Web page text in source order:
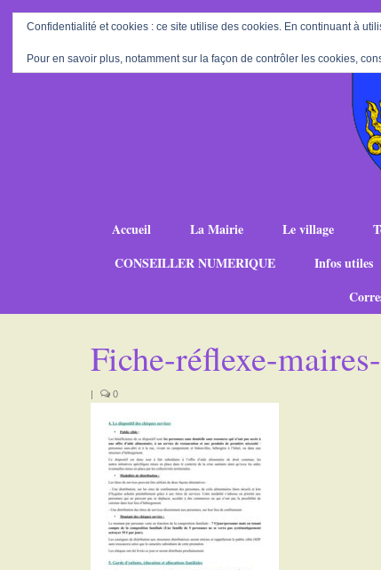
Accueil La Mairie Le village
CONSEILLER NUMERIQUE
Infos utiles
Fiche-réflexe-
| 0
Confidentialité et cookies : ce site utilise des cookies. En continuant à
Pour en savoir plus, notamment sur la façon de contrôler les cookies,